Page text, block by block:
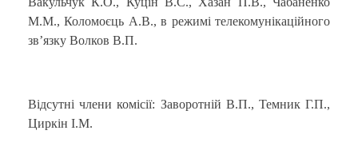
М.М., Коломоєць А.В., в режимі телекомунікаційного
зв’язку Волков В.П.
Відсутні члени комісії: Заворотній В.П., Темник Г.П.,
Циркін І.М.